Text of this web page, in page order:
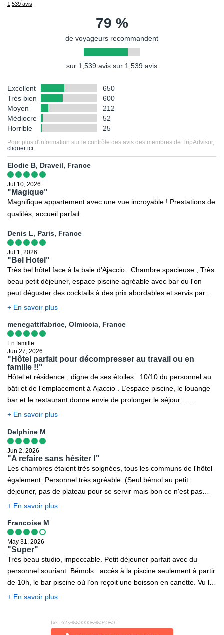
séparé, Télévision à écran plat, Micro-ondes, Lits bébé gratuits,
Four, Salle de bain privée, Lits pliants/supplémentaires (en
restrictions, obligations ou tout simplement des informations
relatives à votre destination.
Institut de veille sanitaire
Ministère des Affaires Etrangères
pour la sortie du territoire.
Toutefois il est rappelé qu'aucune région du monde ni aucun pays
ne peuvent être considérés comme étant à l'abri du risque
terroriste.
1,539 avis
Excellent
650
Très bien
600
Moyen
212
Médiocre
52
Horrible
25
79 %
de voyageurs recommandent
sur 1,539 avis sur 1,539 avis
Pour plus d'information sur le contrôle des avis des membres de TripAdvisor,
cliquer ici
Elodie B, Draveil, France
Jul 10, 2026
"Magique"
Magnifique appartement avec une vue incroyable ! Prestations de
qualités, accueil parfait.
Denis L, Paris, France
Jul 1, 2026
"Bel Hotel"
Très bel hôtel face à la baie d'Ajaccio . Chambre spacieuse , Très
beau petit déjeuner, espace piscine agréable avec bar ou l'on
peut déguster des cocktails à des prix abordables et servis par
une serveuse très pro
+ En savoir plus
menegattifabrice, Olmiccia, France
En famille
Jun 27, 2026
"Hôtel parfait pour décompresser au travail ou en
famille !!"
Hôtel et résidence , digne de ses étoiles . 10/10 du personnel au
bâti et de l’emplacement à Ajaccio . L’espace piscine, le louange
bar et le restaurant donne envie de prolonger le séjour …
Chambres spacieuses , bien équipées avec une vue aux
+ En savoir plus
Delphine M
Jun 2, 2026
"A refaire sans hésiter !"
Les chambres étaient très soignées, tous les communs de l'hôtel
également. Personnel très agréable. (Seul bémol au petit
déjeuner, pas de plateau pour se servir mais bon ce n'est pas
grand chose).
+ En savoir plus
Francoise M
May 31, 2026
"Super"
Très beau studio, impeccable. Petit déjeuner parfait avec du
personnel souriant. Bémols : accès à la piscine seulement à partir
de 10h, le bar piscine où l’on reçoit une boisson en canette. Vu le
prix on pourrait espérer un verre, des glaçons et une tranche de
nom non repris sur la liste tous les matins… pas agréable. Sinon
+ En savoir plus
Réf. 4239660000896040801